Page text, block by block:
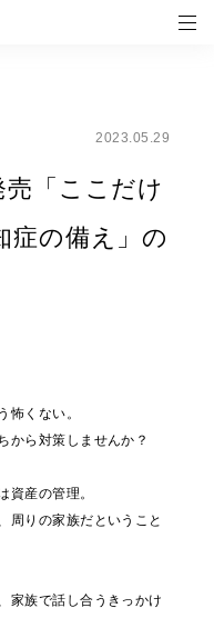
一覧
ックス
2023.05.29
「ここだけ
症の備え」の
怖くない。
から対策しませんか？
資産の管理。
周りの家族だということ
家族で話し合うきっかけ